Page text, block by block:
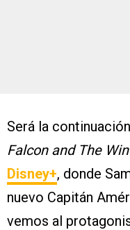
Será la
Falcon and The
Disney+, donde
nuevo Capitán
vemos al